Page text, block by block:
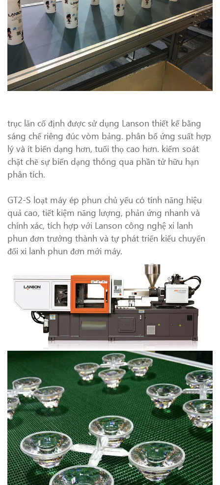
trục lăn cố định được sử dụng Lanson thiết kế bằng
sáng chế riêng đúc vòm bảng. phân bố ứng suất hợp
lý và ít biến dạng hơn, tuổi thọ cao hơn. kiểm soát
chặt chẽ sự biến dạng thông qua phần tử hữu hạn
phân tích.
GT2-S loạt máy ép phun chủ yếu có tính năng hiệu
quả cao, tiết kiệm năng lượng, phản ứng nhanh và
chính xác, tích hợp với Lanson công nghệ xi lanh
phun đơn trưởng thành và tự phát triển kiểu chuyển
đổi xi lanh phun đơn mới máy.